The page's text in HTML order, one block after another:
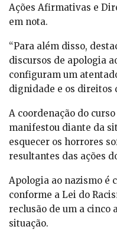
Ações Afirmativas e
em nota.
“Para além disso,
discursos de apologia
configuram um
dignidade e os direitos
A coordenação do
manifestou diante da
esquecer os horrores
resultantes das ações
Apologia ao nazismo é
conforme a Lei do
reclusão de um a cinco
situação.